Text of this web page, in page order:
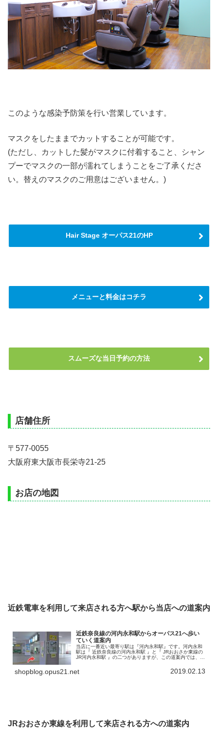
このような感染予防策を行い営業しています。
マスクをしたままでカットすることが可能です。
(ただし、カットした髪がマスクに付着すること、シャン
プーでマスクの一部が濡れてしまうことをご了承くださ
い。替えのマスクのご用意はございません。)
Hair Stage オーパス21のHP
メニューと料金はコチラ
スムーズな当日予約の方法
店舗住所
〒577-0055
大阪府東大阪市長栄寺21-25
お店の地図
近鉄電車を利用して来店される方へ駅から当店への道案内
近鉄奈良線の河内永和駅からオーパス21へ歩い
ていく道案内
当店に一番近い最寄り駅は『河内永和駅』です。河内永和
駅は『 近鉄奈良線の河内永和駅 』と『 JRおおさか東線の
JR河内永和駅 』の二つがありますが、この道案内では、近
shopblog.opus21.net 2019.02.13
JRおおさか東線を利用して来店される方への道案内